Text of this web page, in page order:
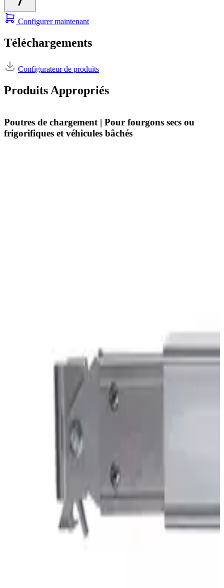
Configurer maintenant
Téléchargements
Configurateur de produits
Produits Appropriés
Poutres de chargement | Pour fourgons secs ou
frigorifiques et véhicules bâchés